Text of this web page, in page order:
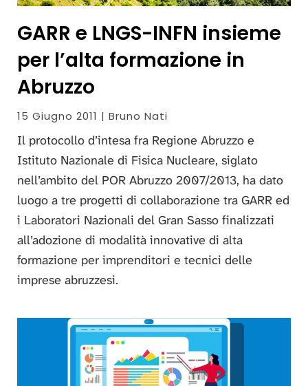
GARR e LNGS-INFN insieme
per l’alta formazione in
Abruzzo
15 Giugno 2011 | Bruno Nati
Il protocollo d’intesa fra Regione Abruzzo e
Istituto Nazionale di Fisica Nucleare, siglato
nell’ambito del POR Abruzzo 2007/2013, ha dato
luogo a tre progetti di collaborazione tra GARR ed
i Laboratori Nazionali del Gran Sasso finalizzati
all’adozione di modalità innovative di alta
formazione per imprenditori e tecnici delle
imprese abruzzesi.